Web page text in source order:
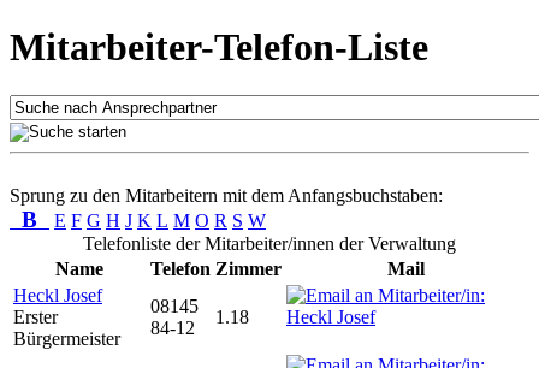
Mitarbeiter-Telefon-Liste
Sprung zu den Mitarbeitern mit dem Anfangsbuchstaben:
B E F G H J K L M O R S W
Telefonliste der Mitarbeiter/innen der Verwaltung
Name
Telefon Zimmer
Mail
Heckl Josef
Erster
Bürgermeister
08145
84-12
1.18